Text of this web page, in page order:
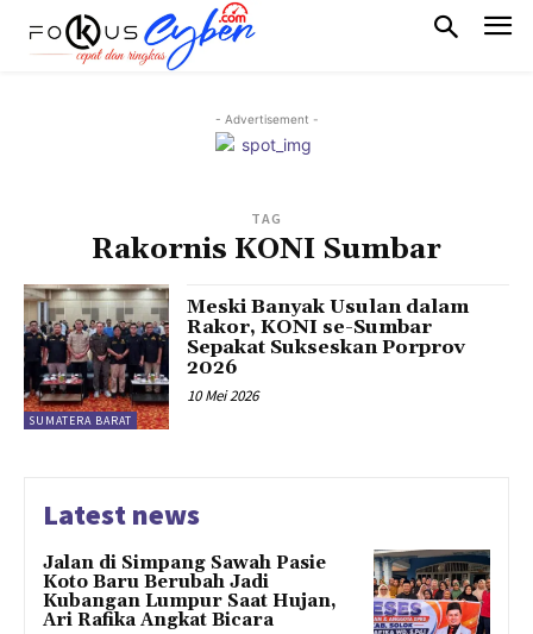
- Advertisement -
TAG
Rakornis KONI Sumbar
SUMATERA BARAT
Meski Banyak Usulan dalam
Rakor, KONI se-Sumbar
Sepakat Sukseskan Porprov
2026
10 Mei 2026
Latest news
Jalan di Simpang Sawah Pasie
Koto Baru Berubah Jadi
Kubangan Lumpur Saat Hujan,
Ari Rafika Angkat Bicara